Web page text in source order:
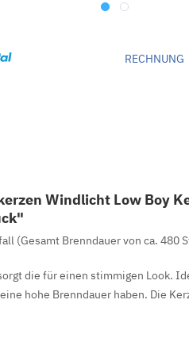
RECHNUNG
Windlicht Low Boy
(Gesamt Brenndauer von ca. 480
die für einen stimmigen Look.
hohe Brenndauer haben. Die